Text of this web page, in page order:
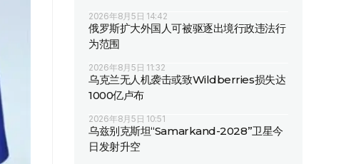
2026年8月5日 14:42
俄罗斯扩大外国人可被驱逐出境行政违法行
为范围
2026年8月5日 11:32
乌克兰无人机袭击或致Wildberries损失达
1000亿卢布
2026年8月5日 10:51
乌兹别克斯坦“Samarkand-2028”卫星今
日发射升空